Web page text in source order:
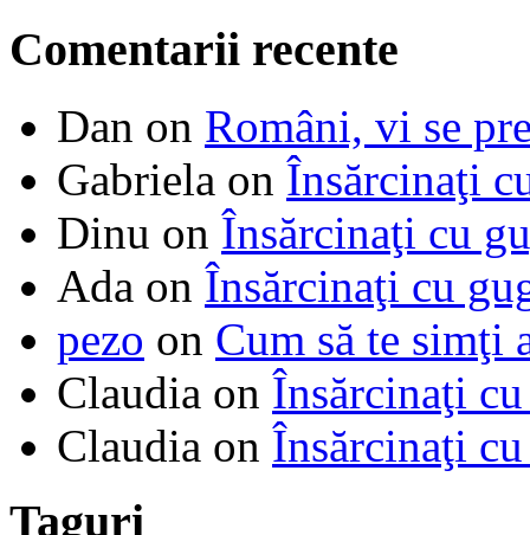
Comentarii recente
Dan on Români, vi se
Gabriela on Însărcinaţi
Dinu on Însărcinaţi cu
Ada on Însărcinaţi cu
pezo on Cum să te simţi
Claudia on Însărcinaţi
Claudia on Însărcinaţi
Taguri